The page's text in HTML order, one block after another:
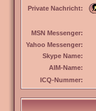
Private Nachricht:
MSN Messenger:
Yahoo Messenger:
Skype Name:
AIM-Name:
ICQ-Nummer: